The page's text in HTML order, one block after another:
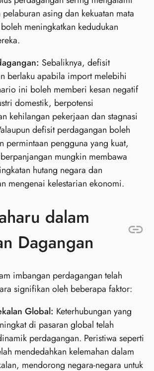
asing dan kekuatan mata
meningkatkan kedudukan
Sebaliknya, defisit
berlaku apabila import melebihi
ini boleh memberi kesan negatif
domestik, berpotensi
kehilangan pekerjaan dan stagnasi
defisit perdagangan boleh
permintaan pengguna yang kuat,
mungkin membawa
hutang negara dan
mengenai kelestarian ekonomi.
dalam
Dagangan
imbangan perdagangan telah
signifikan oleh beberapa faktor:
Global: Keterhubungan yang
di pasaran global telah
perdagangan. Peristiwa seperti
mendedahkan kelemahan dalam
mendorong negara-negara untuk